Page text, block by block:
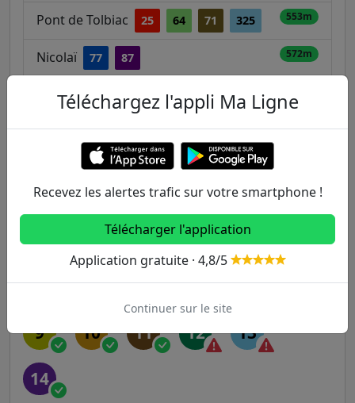
Pont de Tolbiac 25 64 71 325 553m
Nicolaï 77 87 572m
Baron Leroy T3a
Autres lignes
Metro
1 2 3 3B 4
5 6 7 7B 8
9 10 11 12 13
14
Téléchargez l'appli Ma Ligne
Recevez les alertes trafic sur votre smartphone !
Télécharger l'application
Application gratuite · 4,8/5
Continuer sur le site